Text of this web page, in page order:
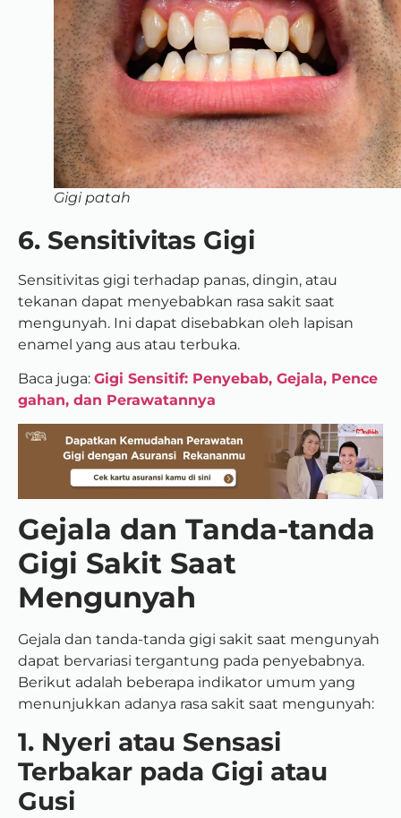
Gigi patah
6. Sensitivitas Gigi
Sensitivitas gigi terhadap panas, dingin, atau
tekanan dapat menyebabkan rasa sakit saat
mengunyah. Ini dapat disebabkan oleh lapisan
enamel yang aus atau terbuka.
Baca juga: Gigi Sensitif: Penyebab, Gejala, Pence
gahan, dan Perawatannya
Gejala dan Tanda-tanda
Gigi Sakit Saat
Mengunyah
Gejala dan tanda-tanda gigi sakit saat mengunyah
dapat bervariasi tergantung pada penyebabnya.
Berikut adalah beberapa indikator umum yang
menunjukkan adanya rasa sakit saat mengunyah:
1. Nyeri atau Sensasi
Terbakar pada Gigi atau
Gusi